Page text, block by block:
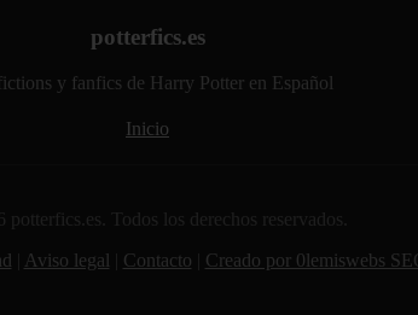
potterfics.es
y fanfics de Harry Potter en Español
Inicio
potterfics.es. Todos los derechos reservados.
Aviso legal Contacto Creado por 0lemiswebs